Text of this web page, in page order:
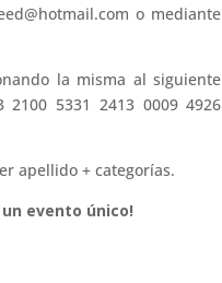
o mediante
la misma al siguiente
2100 5331 2413 0009 4926
apellido + categorías.
evento único!